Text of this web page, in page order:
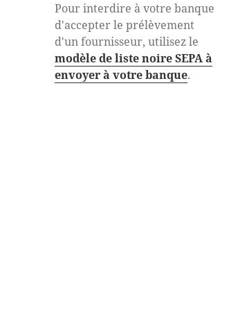
Pour interdire à votre banque
d'accepter le prélèvement
d'un fournisseur, utilisez le
modèle de liste noire SEPA à
envoyer à votre banque.